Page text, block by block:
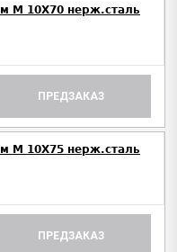
M 10Х70 нерж.сталь
ПРЕДЗАКАЗ
M 10Х75 нерж.сталь
ПРЕДЗАКАЗ